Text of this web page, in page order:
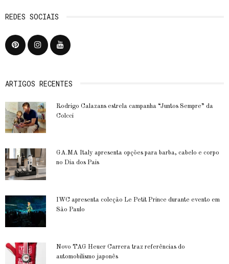
REDES SOCIAIS
ARTIGOS RECENTES
Rodrigo Calazans estrela campanha “Juntos Sempre” da
Colcci
GA.MA Italy apresenta opções para barba, cabelo e corpo
no Dia dos Pais
IWC apresenta coleção Le Petit Prince durante evento em
São Paulo
Novo TAG Heuer Carrera traz referências do
automobilismo japonês